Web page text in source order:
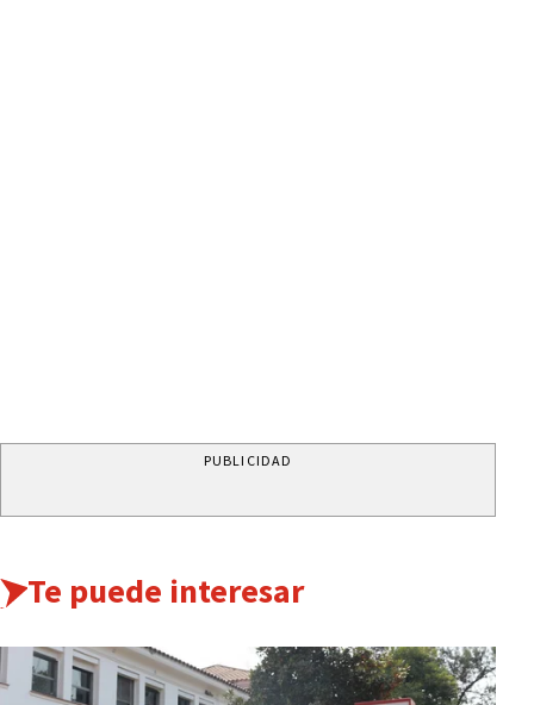
PUBLICIDAD
Te puede interesar